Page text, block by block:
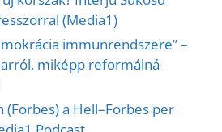
(Media1)
immunrendszere” –
miképp reformálná
(Forbes) a Hell–Forbes per